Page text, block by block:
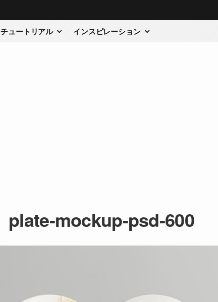
チュートリアル インスピレーション
plate-mockup-psd-600